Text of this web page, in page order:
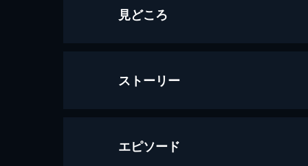
見どころ
ストーリー
エピソード